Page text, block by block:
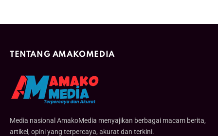
TENTANG AMAKOMEDIA
Media nasional AmakoMedia menyajikan berbagai macam berita,
artikel, opini yang terpercaya, akurat dan terkini.